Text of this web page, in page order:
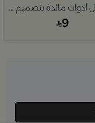
حامل أدوات مائدة بتصميم النخلة من رتيلة
9